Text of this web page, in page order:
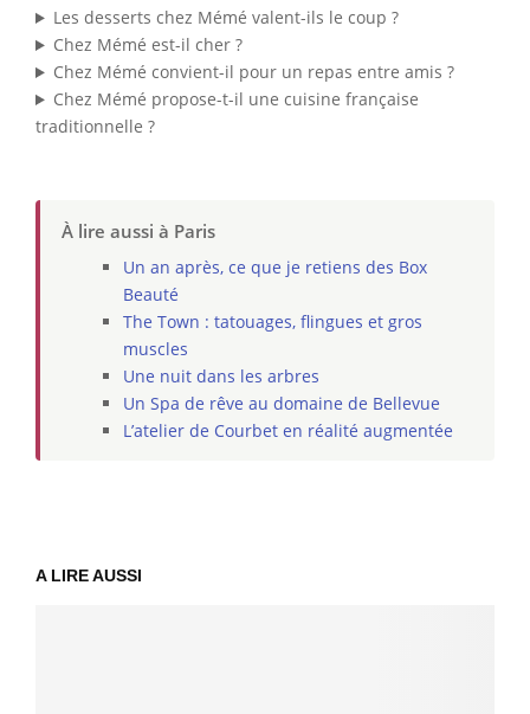
Les desserts chez Mémé valent-ils le coup ?
Chez Mémé est-il cher ?
Chez Mémé convient-il pour un repas entre amis ?
Chez Mémé propose-t-il une cuisine française
traditionnelle ?
À lire aussi à Paris
Un an après, ce que je retiens des Box
Beauté
The Town : tatouages, flingues et gros
muscles
Une nuit dans les arbres
Un Spa de rêve au domaine de Bellevue
L’atelier de Courbet en réalité augmentée
A LIRE AUSSI